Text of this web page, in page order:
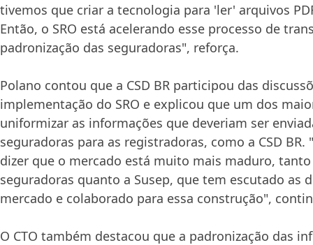
tivemos que criar a tecnologia para 'ler' arquivos
Então, o SRO está acelerando esse processo de
padronização das seguradoras", reforça.
Polano contou que a CSD BR participou das
implementação do SRO e explicou que um dos
uniformizar as informações que deveriam ser
seguradoras para as registradoras, como a CSD BR.
dizer que o mercado está muito mais maduro,
seguradoras quanto a Susep, que tem escutado as
mercado e colaborado para essa construção",
O CTO também destacou que a padronização das